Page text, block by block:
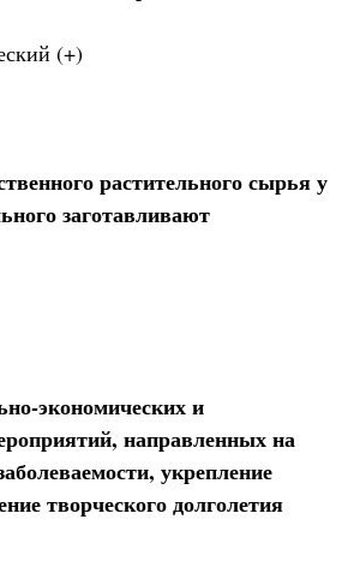
(+)
растительного сырья у
заготавливают
экономических и
направленных на
укрепление
творческого долголетия